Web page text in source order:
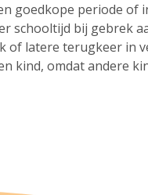
goedkope periode of
schooltijd bij gebrek
of latere terugkeer in
kind, omdat andere